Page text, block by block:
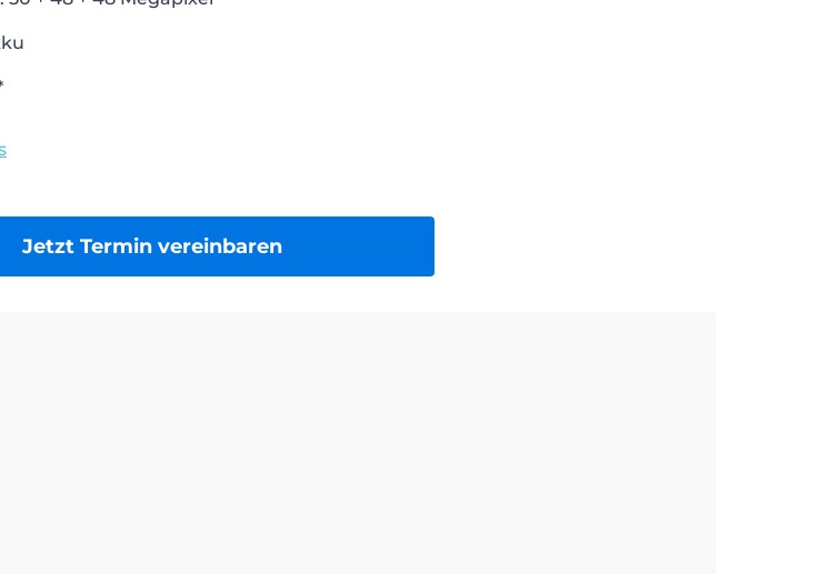
Jetzt Termin vereinbaren